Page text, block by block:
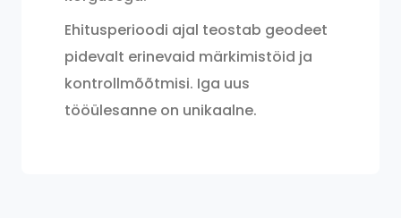
Ehitusperioodi ajal teostab geodeet
pidevalt erinevaid märkimistöid ja
kontrollmõõtmisi. Iga uus
tööülesanne on unikaalne.